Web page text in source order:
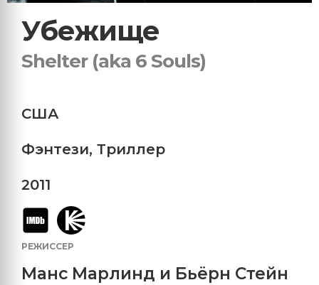
Убежище
Shelter (aka 6 Souls)
США
Фэнтези, Триллер
2011
РЕЖИССЕР
Манс Марлинд и Бьёрн Стейн